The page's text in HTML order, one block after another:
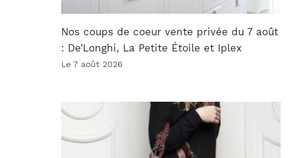
Nos coups de coeur vente privée du 7 août
: De’Longhi, La Petite Étoile et Iplex
Le 7 août 2026